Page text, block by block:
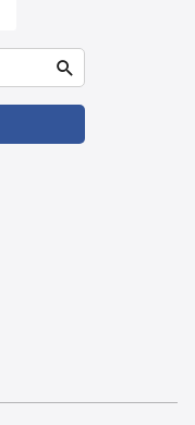
